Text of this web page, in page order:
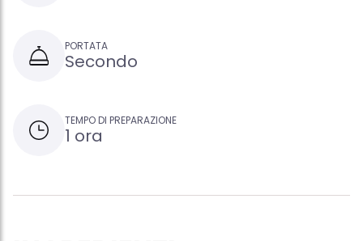
PORTATA
Secondo
TEMPO DI PREPARAZIONE
1 ora